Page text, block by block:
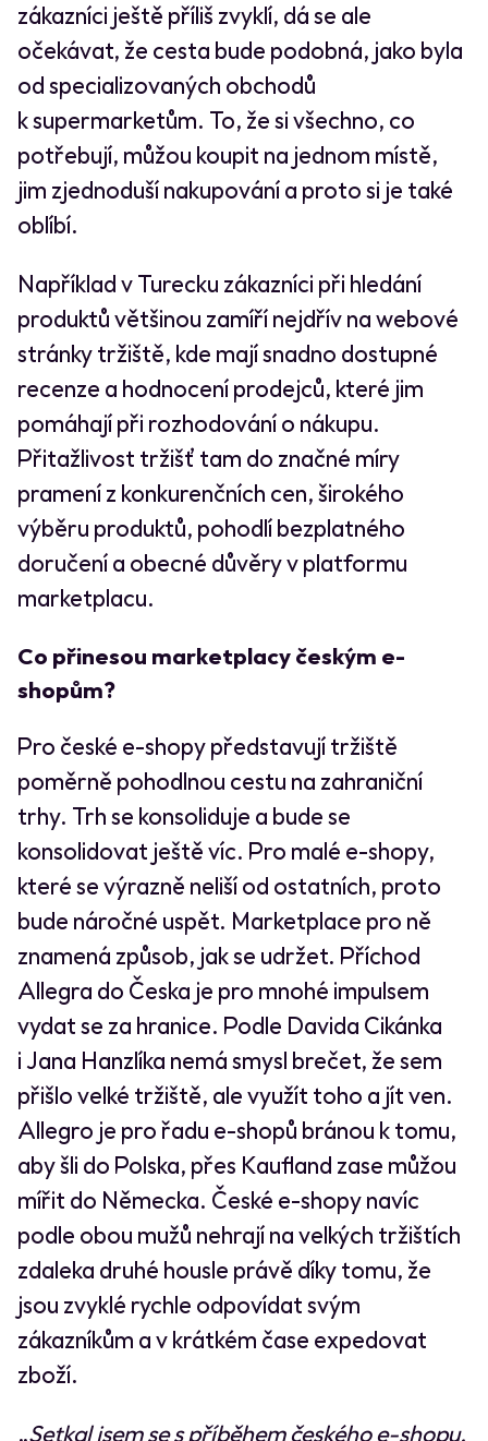
zákazníci ještě příliš zvyklí, dá se ale
očekávat, že cesta bude podobná, jako byla
od specializovaných obchodů
k supermarketům. To, že si všechno, co
potřebují, můžou koupit na jednom místě,
jim zjednoduší nakupování a proto si je také
oblíbí.
Například v Turecku zákazníci při hledání
produktů většinou zamíří nejdřív na webové
stránky tržiště, kde mají snadno dostupné
recenze a hodnocení prodejců, které jim
pomáhají při rozhodování o nákupu.
Přitažlivost tržišť tam do značné míry
pramení z konkurenčních cen, širokého
výběru produktů, pohodlí bezplatného
doručení a obecné důvěry v platformu
marketplacu.
Co přinesou marketplacy českým e-
shopům?
Pro české e-shopy představují tržiště
poměrně pohodlnou cestu na zahraniční
trhy. Trh se konsoliduje a bude se
konsolidovat ještě víc. Pro malé e-shopy,
které se výrazně neliší od ostatních, proto
bude náročné uspět. Marketplace pro ně
znamená způsob, jak se udržet. Příchod
Allegra do Česka je pro mnohé impulsem
vydat se za hranice. Podle Davida Cikánka
i Jana Hanzlíka nemá smysl brečet, že sem
přišlo velké tržiště, ale využít toho a jít ven.
Allegro je pro řadu e-shopů bránou k tomu,
aby šli do Polska, přes Kaufland zase můžou
mířit do Německa. České e-shopy navíc
podle obou mužů nehrají na velkých tržištích
zdaleka druhé housle právě díky tomu, že
jsou zvyklé rychle odpovídat svým
zákazníkům a v krátkém čase expedovat
zboží.
„Setkal jsem se s příběhem českého e-shopu,